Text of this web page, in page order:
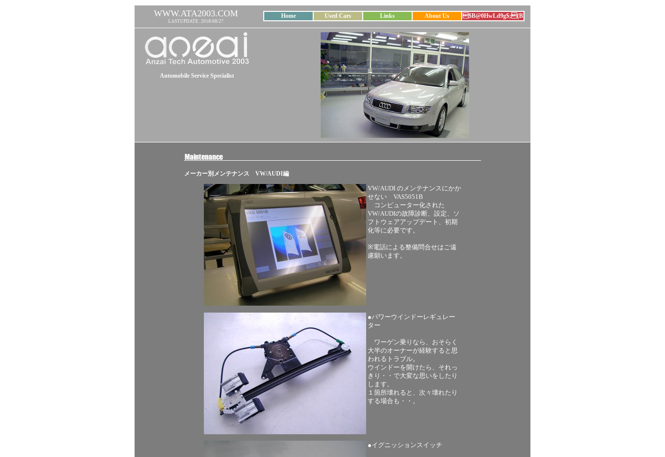
WWW.ATA2003.COM
LASTUPDATE: 2018/08/27
Home Used Cars Links About Us $B@0HwLd9g$;(B
Automobile Service Specialist
メーカー別メンテナンス VW/AUDI編
VW/AUDI のメンテナンスにかか
せない VAS5051B
コンピューター化された
VW/AUDIの故障診断、設定、ソ
フトウェアアップデート、初期
化等に必要です。
※電話による整備問合せはご遠
慮願います。
●パワーウインドーレギュレー
ター
ワーゲン乗りなら、おそらく
大半のオーナーが経験すると思
われるトラブル。
ウインドーを開けたら、それっ
きり・・で大変な思いをしたり
します。
１箇所壊れると、次々壊れたり
する場合も・・。
●イグニッションスイッチ